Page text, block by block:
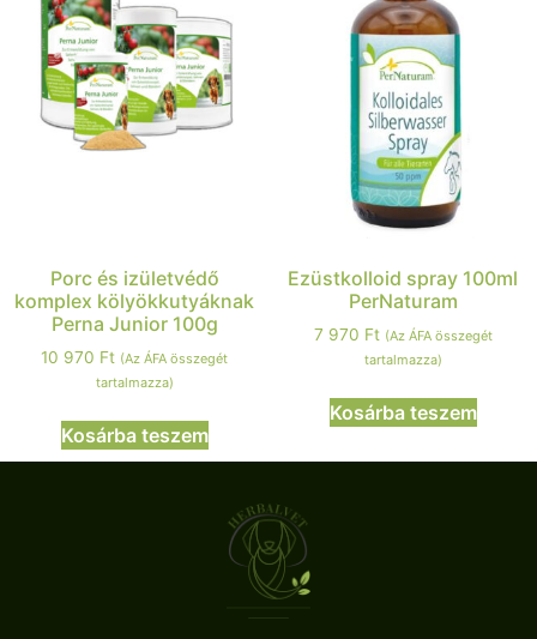
Porc és izületvédő
komplex kölyökkutyáknak
Perna Junior 100g
10 970 Ft (Az ÁFA összegét
tartalmazza)
Kosárba teszem
Ezüstkolloid spray 100ml
PerNaturam
7 970 Ft (Az ÁFA összegét
tartalmazza)
Kosárba teszem